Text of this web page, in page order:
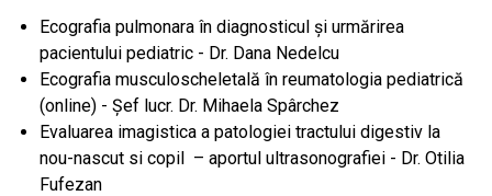
Ecografia pulmonara în diagnosticul și urmărirea
pacientului pediatric - Dr. Dana Nedelcu
Ecografia musculoscheletală în reumatologia pediatrică
(online) - Șef lucr. Dr. Mihaela Spârchez
Evaluarea imagistica a patologiei tractului digestiv la
nou-nascut si copil – aportul ultrasonografiei - Dr. Otilia
Fufezan